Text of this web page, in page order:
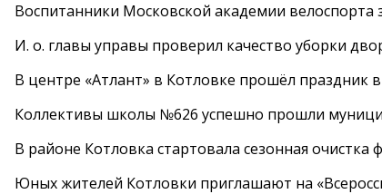
Воспитанники Московской академии велоспорта
И. о. главы управы проверил качество уборки
В центре «Атлант» в Котловке прошёл праздник
Коллективы школы №626 успешно прошли
В районе Котловка стартовала сезонная очистка
Юных жителей Котловки приглашают на